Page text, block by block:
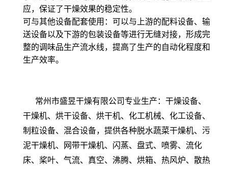
应，保证了干燥效果的稳定性。
可与其他设备配套使用 ：可以与上游的配料设备、输
送设备以及下游的包装设备等进行无缝对接，形成完
整的调味品生产流水线，提高了生产的自动化程度和
生产效率。
常州市盛昱干燥有限公司专业生产：干燥设备、
干燥机、烘干设备、烘干机、化工机械、化工设备、
制粒设备、混合设备，提供各种脱水蔬菜干燥机、污
泥干燥机、网带干燥机、闪蒸、盘式、喷雾、流化
床、桨叶、气流、真空、沸腾、烘箱、热风炉、散热